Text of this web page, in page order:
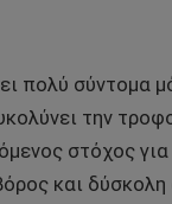
πολύ σύντομα
την
στόχος
και